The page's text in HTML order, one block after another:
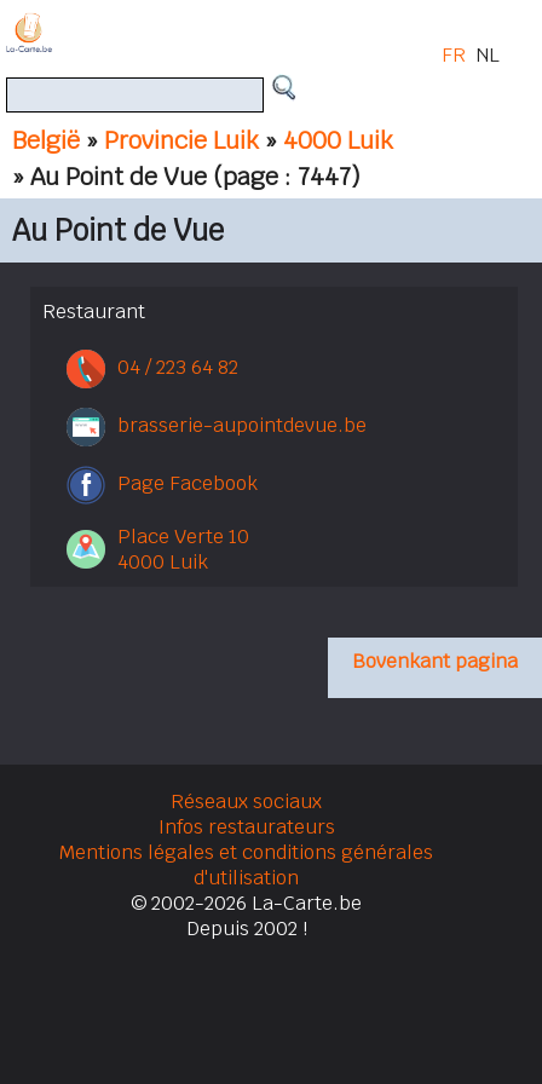
België » Provincie Luik» 4000 Luik
» Au Point de Vue (page : 7447)
FR NL
Au Point de Vue
Restaurant
04 / 223 64 82
brasserie-aupointdevue.be
Page Facebook
Place Verte 10
4000 Luik
Bovenkant pagina
Réseaux sociaux
Infos restaurateurs
Mentions légales et conditions générales
d'utilisation
© 2002-2026 La-Carte.be
Depuis 2002 !